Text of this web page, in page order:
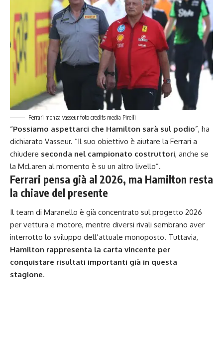
Ferrari monza vasseur foto credits media Pirelli
“Possiamo aspettarci che Hamilton sarà sul podio”, ha
dichiarato Vasseur. “Il suo obiettivo è aiutare la Ferrari a
chiudere seconda nel campionato costruttori, anche se
la McLaren al momento è su un altro livello”.
Ferrari pensa già al 2026, ma Hamilton resta
la chiave del presente
Il team di Maranello è già concentrato sul progetto 2026
per vettura e motore, mentre diversi rivali sembrano aver
interrotto lo sviluppo dell’attuale monoposto. Tuttavia,
Hamilton rappresenta la carta vincente per
conquistare risultati importanti già in questa
stagione.